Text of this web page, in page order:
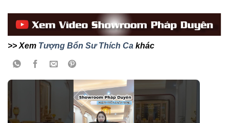
>> Xem Tượng Bổn Sư Thích Ca khác